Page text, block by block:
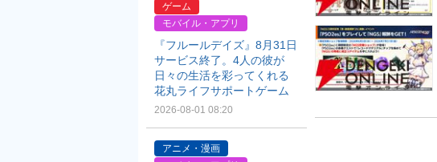
ゲーム
モバイル・アプリ
『フルールデイズ』8月31日
サービス終了。4人の彼が
日々の生活を彩ってくれる
花丸ライフサポートゲーム
2026-08-01 08:20
アニメ・漫画